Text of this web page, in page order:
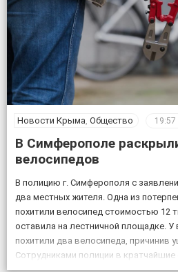
Новости Крыма, Общество 19:57
В Симферополе
велосипедов
В полицию г. Симферополя с
два местных жителя. Одна из
похитили велосипед стоимостью 12
оставила на лестничной площадке. У
похитили два велосипеда, причинив
Сотрудниками полиции в
совершении данных преступлений